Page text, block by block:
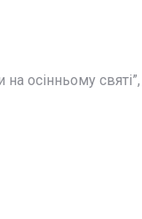
осінньому